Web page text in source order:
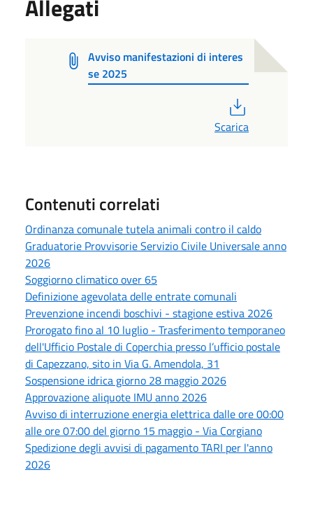
Allegati
Avviso manifestazioni di interes
se 2025
Scarica
Contenuti correlati
Ordinanza comunale tutela animali contro il caldo
Graduatorie Provvisorie Servizio Civile Universale anno
2026
Soggiorno climatico over 65
Definizione agevolata delle entrate comunali
Prevenzione incendi boschivi - stagione estiva 2026
Prorogato fino al 10 luglio - Trasferimento temporaneo
dell'Ufficio Postale di Coperchia presso l’ufficio postale
di Capezzano, sito in Via G. Amendola, 31
Sospensione idrica giorno 28 maggio 2026
Approvazione aliquote IMU anno 2026
Avviso di interruzione energia elettrica dalle ore 00:00
alle ore 07:00 del giorno 15 maggio - Via Corgiano
Spedizione degli avvisi di pagamento TARI per l'anno
2026